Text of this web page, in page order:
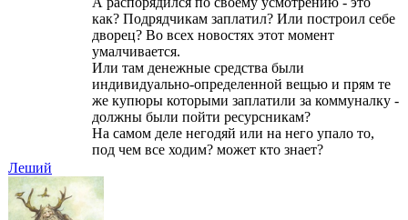
как? Подрядчикам заплатил? Или построил себе
дворец? Во всех новостях этот момент
умалчивается.
Или там денежные средства были
индивидуально-определенной вещью и прям те
же купюры которыми заплатили за коммуналку -
должны были пойти ресурсникам?
На самом деле негодяй или на него упало то,
под чем все ходим? может кто знает?
Леший